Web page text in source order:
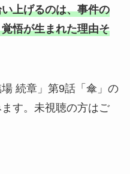
上げるのは、事件の
悟が生まれた理由そ
続章」第9話「傘」の
す。未視聴の方はご